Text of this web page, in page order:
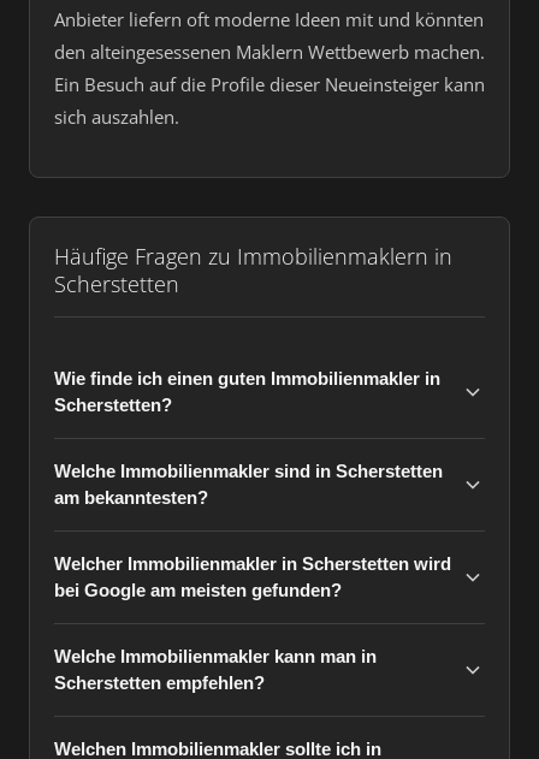
Anbieter liefern oft moderne Ideen mit und könnten
den alteingesessenen Maklern Wettbewerb machen.
Ein Besuch auf die Profile dieser Neueinsteiger kann
sich auszahlen.
Häufige Fragen zu Immobilienmaklern in
Scherstetten
Wie finde ich einen guten Immobilienmakler in
Scherstetten?
Welche Immobilienmakler sind in Scherstetten
am bekanntesten?
Welcher Immobilienmakler in Scherstetten wird
bei Google am meisten gefunden?
Welche Immobilienmakler kann man in
Scherstetten empfehlen?
Welchen Immobilienmakler sollte ich in